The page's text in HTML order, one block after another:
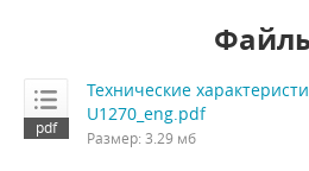
Технические
U1270_eng.pdf
Размер: 3.29 мб